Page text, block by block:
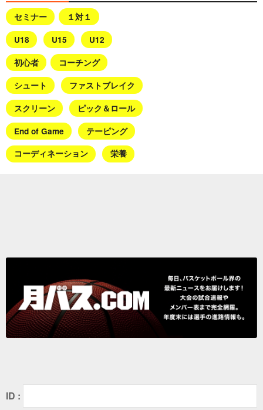
セミナー １対１
U18 U15 U12
初心者 コーチング
シュート ファストブレイク
スクリーン ピック＆ロール
End of Game テーピング
コーディネーション 栄養
ID :